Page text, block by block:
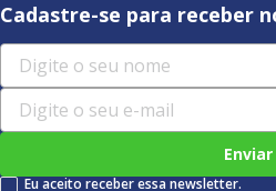
Cadastre-se para receber
Enviar
Eu aceito receber essa newsletter.